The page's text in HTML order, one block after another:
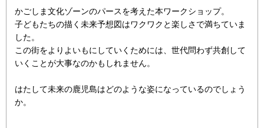
かごしま文化ゾーンのパースを考えた本ワークショップ。
子どもたちの描く未来予想図はワクワクと楽しさで満ちていま
した。
この街をよりよいもにしていくためには、世代問わず共創して
いくことが大事なのかもしれません。
はたして未来の鹿児島はどのような姿になっているのでしょう
か。